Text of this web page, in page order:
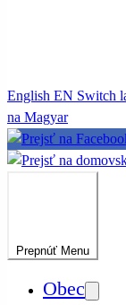
English EN Switch
na Magyar
Prepnúť Menu
Obec